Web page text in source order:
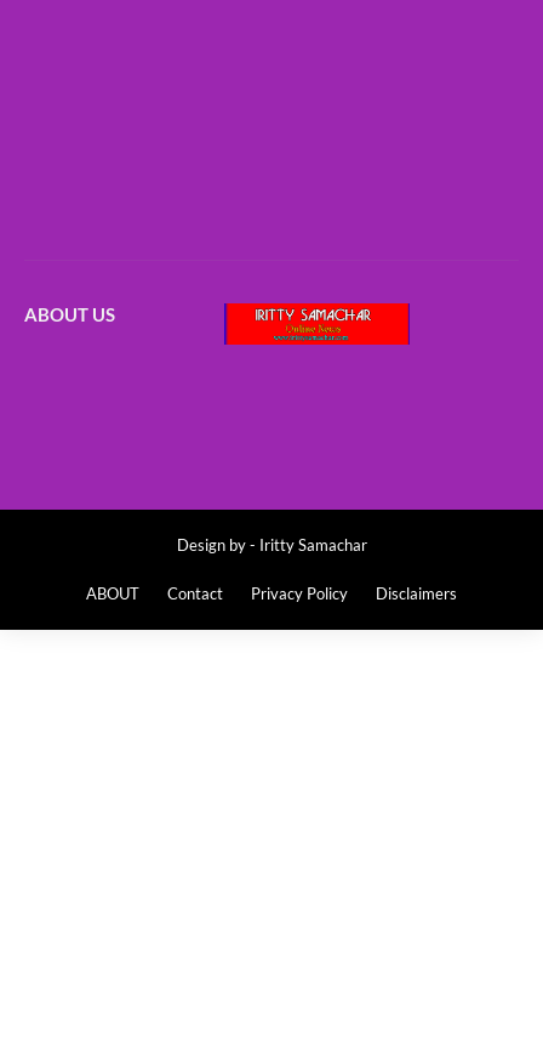
ABOUT US
Design by - Iritty Samachar
ABOUT Contact Privacy Policy Disclaimers